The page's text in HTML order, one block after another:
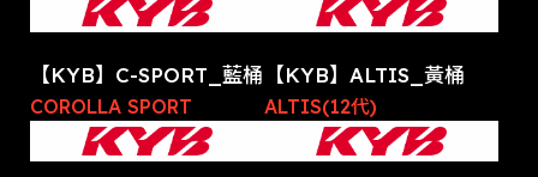
【KYB】C-SPORT_藍桶
COROLLA SPORT
【KYB】ALTIS_黃桶
ALTIS(12代)